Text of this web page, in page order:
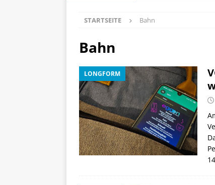
[ 7. August 2026 ]
alles?
APPLE
[ 9. August 2026 ]
Abenteuer
DRAUSSEN
STARTSEITE Bahn
Bahn
LONGFORM